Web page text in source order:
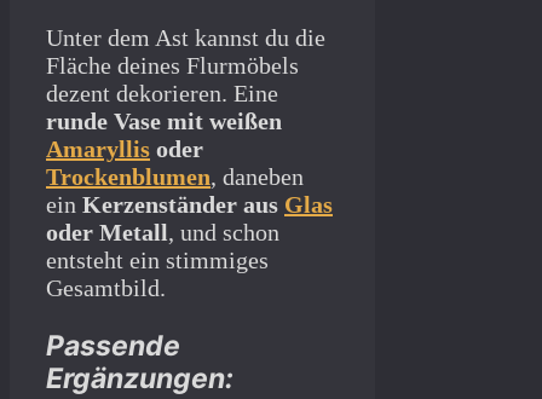
Unter dem Ast kannst du die
Fläche deines Flurmöbels
dezent dekorieren. Eine
runde Vase mit weißen
Amaryllis oder
Trockenblumen, daneben
ein Kerzenständer aus Glas
oder Metall, und schon
entsteht ein stimmiges
Gesamtbild.
Passende
Ergänzungen: